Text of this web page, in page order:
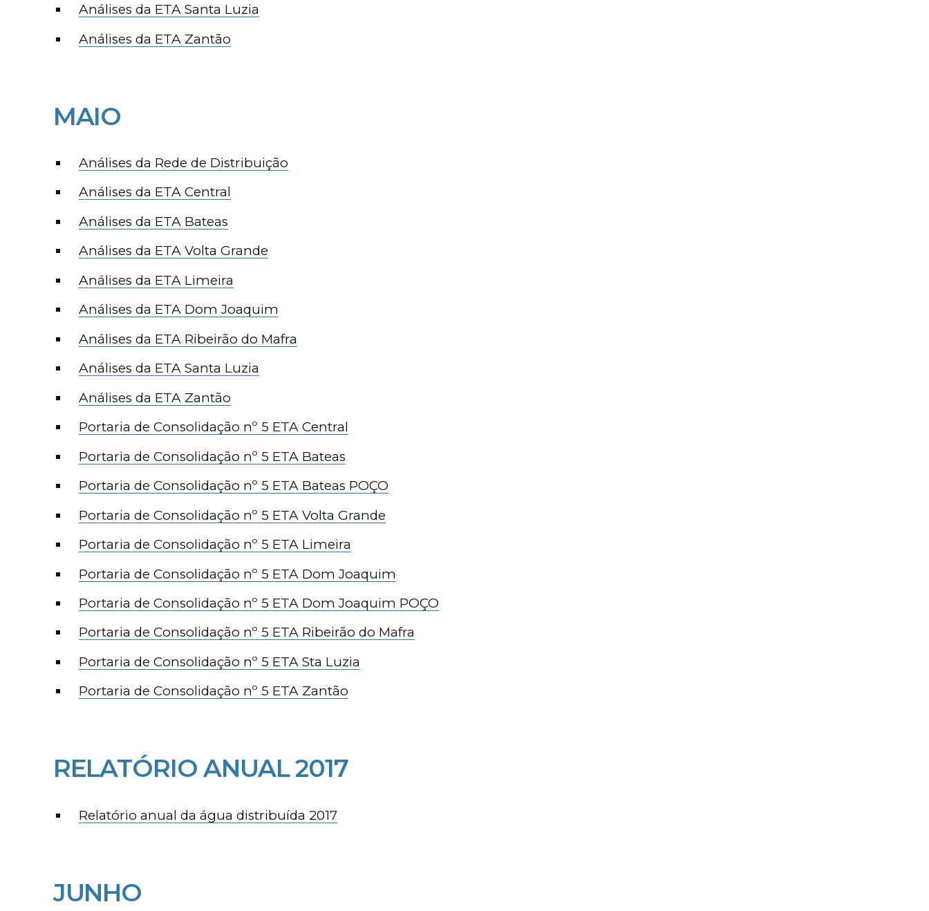
Análises da ETA Santa Luzia
Análises da ETA Zantão
MAIO
Análises da Rede de Distribuição
Análises da ETA Central
Análises da ETA Bateas
Análises da ETA Volta Grande
Análises da ETA Limeira
Análises da ETA Dom Joaquim
Análises da ETA Ribeirão do Mafra
Análises da ETA Santa Luzia
Análises da ETA Zantão
Portaria de Consolidação nº 5 ETA Central
Portaria de Consolidação nº 5 ETA Bateas
Portaria de Consolidação nº 5 ETA Bateas POÇO
Portaria de Consolidação nº 5 ETA Volta Grande
Portaria de Consolidação nº 5 ETA Limeira
Portaria de Consolidação nº 5 ETA Dom Joaquim
Portaria de Consolidação nº 5 ETA Dom Joaquim POÇO
Portaria de Consolidação nº 5 ETA Ribeirão do Mafra
Portaria de Consolidação nº 5 ETA Sta Luzia
Portaria de Consolidação nº 5 ETA Zantão
RELATÓRIO ANUAL 2017
Relatório anual da água distribuída 2017
JUNHO